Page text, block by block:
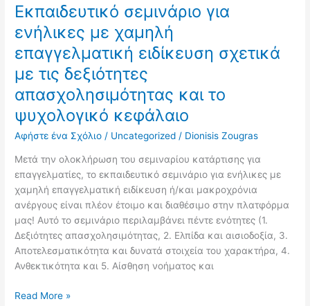
Εκπαιδευτικό σεμινάριο για
ενήλικες με χαμηλή
επαγγελματική ειδίκευση σχετικά
με τις δεξιότητες
απασχολησιμότητας και το
ψυχολογικό κεφάλαιο
Αφήστε ένα Σχόλιο / Uncategorized / Dionisis Zougras
Μετά την ολοκλήρωση του σεμιναρίου κατάρτισης για
επαγγελματίες, το εκπαιδευτικό σεμινάριο για ενήλικες με
χαμηλή επαγγελματική ειδίκευση ή/και μακροχρόνια
ανέργους είναι πλέον έτοιμο και διαθέσιμο στην πλατφόρμα
μας! Αυτό το σεμινάριο περιλαμβάνει πέντε ενότητες (1.
Δεξιότητες απασχολησιμότητας, 2. Ελπίδα και αισιοδοξία, 3.
Αποτελεσματικότητα και δυνατά στοιχεία του χαρακτήρα, 4.
Ανθεκτικότητα και 5. Αίσθηση νοήματος και
δεξιότητες
απασχολησιμότητας
το
ψυχολογικό
κεφάλαιο
Read More »